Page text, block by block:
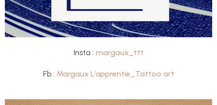
Insta : margaux_ttt
Fb : Margaux L’apprentie_Tattoo art